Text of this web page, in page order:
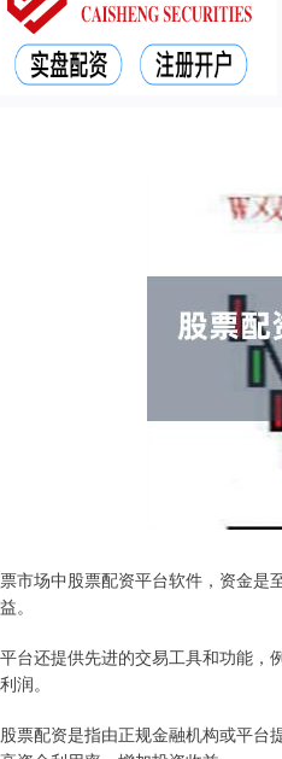
市场中股票配资平台软件，资金是
。
台还提供先进的交易工具和功能，
润。
票配资是指由正规金融机构或平台